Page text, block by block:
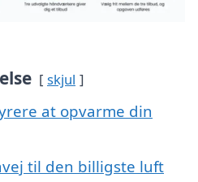
skjul
at opvarme din
til den billigste luft